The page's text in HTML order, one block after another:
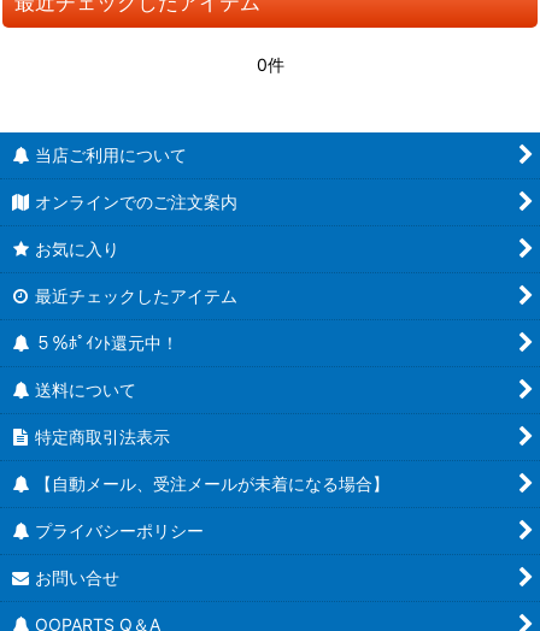
0件
当店ご利用について
オンラインでのご注文案内
お気に入り
最近チェックしたアイテム
５％ﾎﾟｲﾝﾄ還元中！
送料について
特定商取引法表示
【自動メール、受注メールが未着になる場合】
プライバシーポリシー
お問い合せ
OOPARTS Q＆A